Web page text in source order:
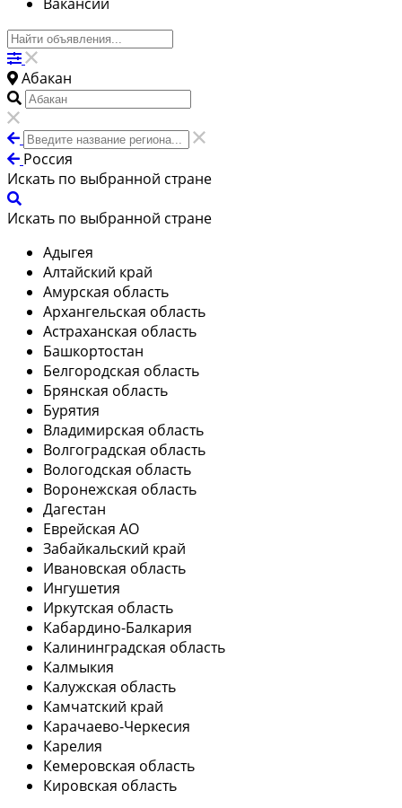
Абакан
Россия
Искать по выбранной стране
Искать по выбранной стране
Адыгея
Алтайский край
Амурская область
Архангельская область
Астраханская область
Башкортостан
Белгородская область
Брянская область
Бурятия
Владимирская область
Волгоградская область
Вологодская область
Воронежская область
Дагестан
Еврейская АО
Забайкальский край
Ивановская область
Ингушетия
Иркутская область
Кабардино-Балкария
Калининградская область
Калмыкия
Калужская область
Камчатский край
Карачаево-Черкесия
Карелия
Кемеровская область
Кировская область